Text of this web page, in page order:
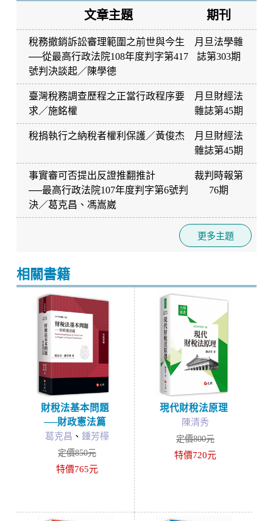
文章主題 期刊
稅務撤銷訴訟審理範圍之前世與今生
──從最高行政法院108年度判字第417
號判決談起／ 陳學德
月旦法學雜
誌第303期
臺灣稅務調查歷程之正當行政程序要
求 ／施銘權
月旦財經法
雜誌第45期
稅捐執行之納稅者權利保護／黃俊杰
月旦財經法
雜誌第45期
事實審可否提出反證推翻推計
──最高行政法院107年度判字第6號判
決／葛克昌 、 馮嵩崴
裁判時報第
76期
更多主題
相關書籍
財稅法基本問題
──財政憲法篇
葛克昌 、 鍾芳樺
定價850元
特價765元
現代財稅法原理
陳清秀
定價800元
特價720元